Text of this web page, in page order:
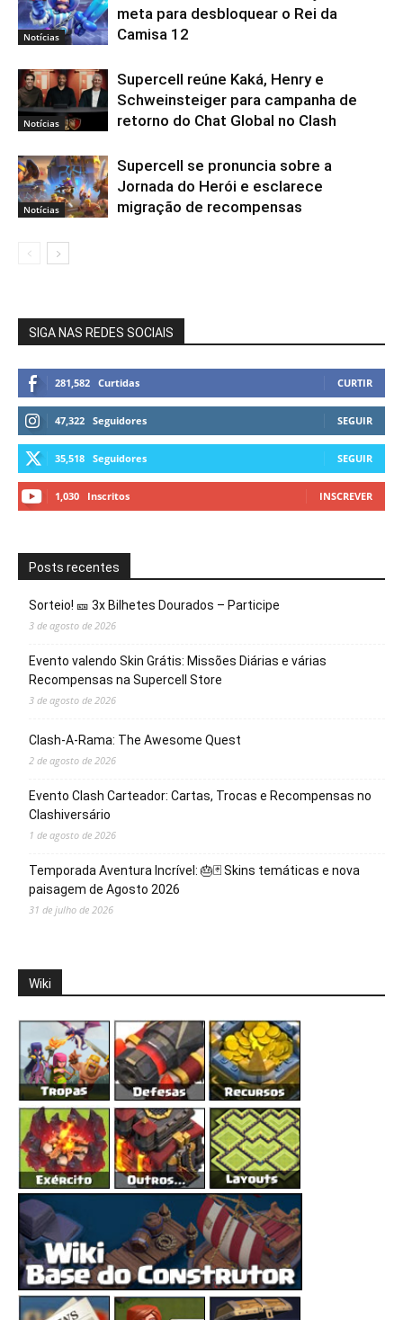
Notícias
meta para desbloquear o Rei da
Camisa 12
Notícias
Supercell reúne Kaká, Henry e
Schweinsteiger para campanha de
retorno do Chat Global no Clash
Notícias
Supercell se pronuncia sobre a
Jornada do Herói e esclarece
migração de recompensas
SIGA NAS REDES SOCIAIS
281,582 Curtidas CURTIR
47,322 Seguidores SEGUIR
35,518 Seguidores SEGUIR
1,030 Inscritos INSCREVER
Posts recentes
Sorteio! 🎫 3x Bilhetes Dourados – Participe
3 de agosto de 2026
Evento valendo Skin Grátis: Missões Diárias e várias
Recompensas na Supercell Store
3 de agosto de 2026
Clash-A-Rama: The Awesome Quest
2 de agosto de 2026
Evento Clash Carteador: Cartas, Trocas e Recompensas no
Clashiversário
1 de agosto de 2026
Temporada Aventura Incrível: 🎂🃏 Skins temáticas e nova
paisagem de Agosto 2026
31 de julho de 2026
Wiki